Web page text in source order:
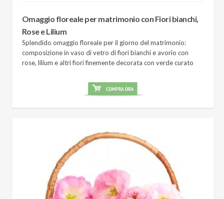
Omaggio floreale per matrimonio con Fiori bianchi,
Rose e Lilium
Splendido omaggio floreale per il giorno del matrimonio:
composizione in vaso di vetro di fiori bianchi e avorio con
rose, lilium e altri fiori finemente decorata con verde curato